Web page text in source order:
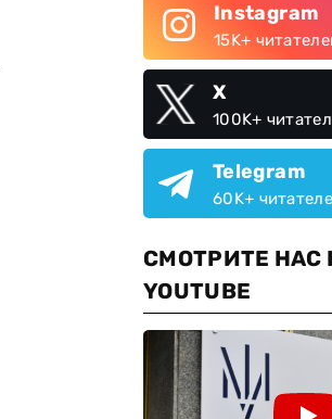
Instagram
15K+
X
100K+
Telegram
60K+
СМОТРИТЕ НАС
YOUTUBE